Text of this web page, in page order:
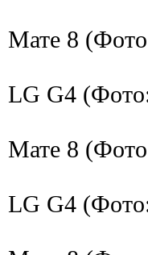
Мате 8
LG G4
Мате 8
LG G4